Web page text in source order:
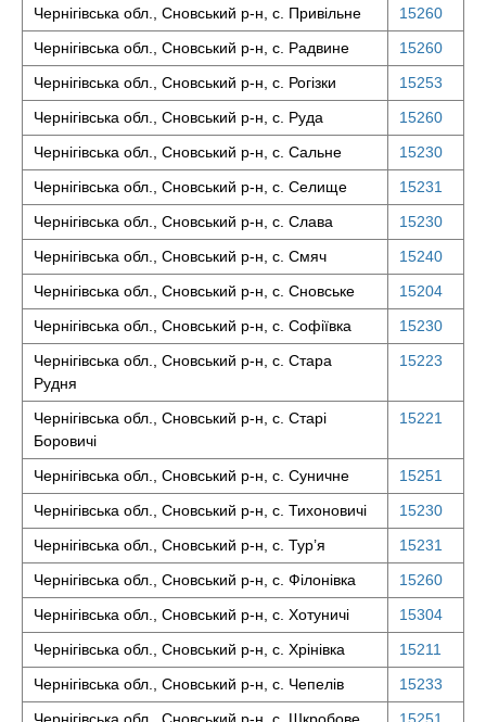
Чернігівська обл., Сновський р-н, с. Привільне
15260
Чернігівська обл., Сновський р-н, с. Радвине
15260
Чернігівська обл., Сновський р-н, с. Рогізки
15253
Чернігівська обл., Сновський р-н, с. Руда
15260
Чернігівська обл., Сновський р-н, с. Сальне
15230
Чернігівська обл., Сновський р-н, с. Селище
15231
Чернігівська обл., Сновський р-н, с. Слава
15230
Чернігівська обл., Сновський р-н, с. Смяч
15240
Чернігівська обл., Сновський р-н, с. Сновське
15204
Чернігівська обл., Сновський р-н, с. Софіївка
15230
Чернігівська обл., Сновський р-н, с. Стара
Рудня
15223
Чернігівська обл., Сновський р-н, с. Старі
Боровичі
15221
Чернігівська обл., Сновський р-н, с. Суничне
15251
Чернігівська обл., Сновський р-н, с. Тихоновичі
15230
Чернігівська обл., Сновський р-н, с. Тур’я
15231
Чернігівська обл., Сновський р-н, с. Філонівка
15260
Чернігівська обл., Сновський р-н, с. Хотуничі
15304
Чернігівська обл., Сновський р-н, с. Хрінівка
15211
Чернігівська обл., Сновський р-н, с. Чепелів
15233